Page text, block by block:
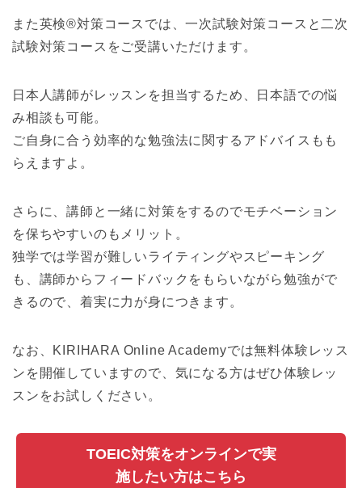
また英検®対策コースでは、一次試験対策コースと二次
試験対策コースをご受講いただけます。
日本人講師がレッスンを担当するため、日本語での悩
み相談も可能。
ご自身に合う効率的な勉強法に関するアドバイスもも
らえますよ。
さらに、講師と一緒に対策をするのでモチベーション
を保ちやすいのもメリット。
独学では学習が難しいライティングやスピーキング
も、講師からフィードバックをもらいながら勉強がで
きるので、着実に力が身につきます。
なお、KIRIHARA Online Academyでは無料体験レッス
ンを開催していますので、気になる方はぜひ体験レッ
スンをお試しください。
TOEIC対策をオンラインで実
施したい方はこちら